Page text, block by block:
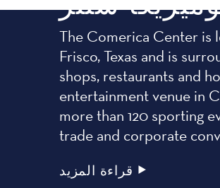
The Comerica Center is
Frisco, Texas and is
shops, restaurants and
entertainment venue in
more than 120 sporting
trade and corporate
قراءة المزيد